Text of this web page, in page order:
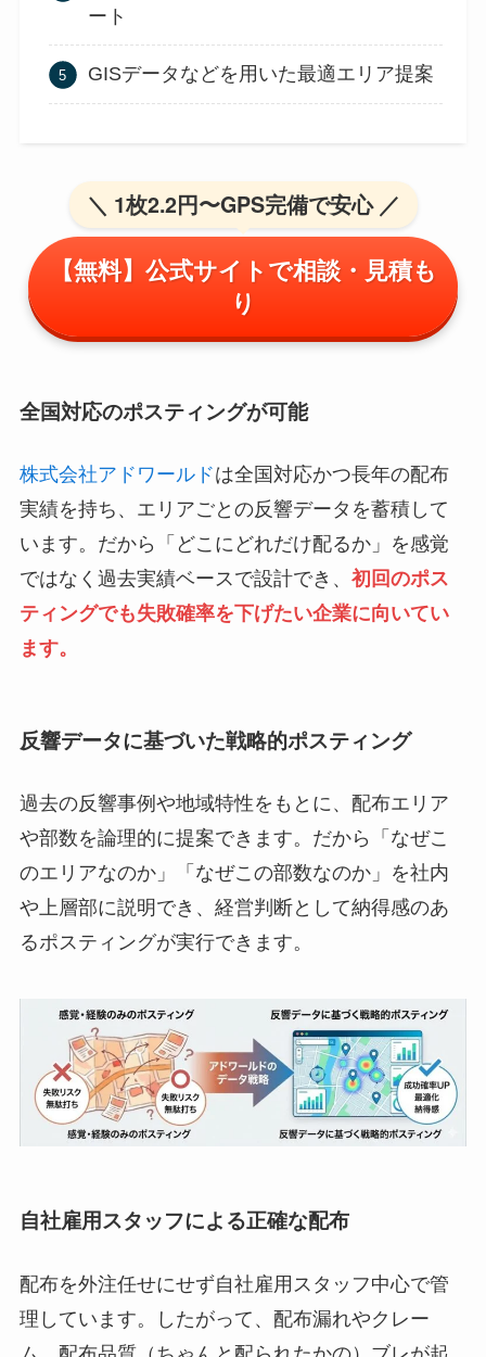
ート
GISデータなどを用いた最適エリア提案
＼ 1枚2.2円〜GPS完備で安心 ／
【無料】公式サイトで相談・見積も
り
全国対応のポスティングが可能
株式会社アドワールドは全国対応かつ長年の配布
実績を持ち、エリアごとの反響データを蓄積して
います。だから「どこにどれだけ配るか」を感覚
ではなく過去実績ベースで設計でき、 初回のポス
ティングでも失敗確率を下げたい企業に向いてい
ます。
反響データに基づいた戦略的ポスティング
過去の反響事例や地域特性をもとに、配布エリア
や部数を論理的に提案できます。だから「なぜこ
のエリアなのか」「なぜこの部数なのか」を社内
や上層部に説明でき、経営判断として納得感のあ
るポスティングが実行できます。
自社雇用スタッフによる正確な配布
配布を外注任せにせず自社雇用スタッフ中心で管
理しています。したがって、配布漏れやクレー